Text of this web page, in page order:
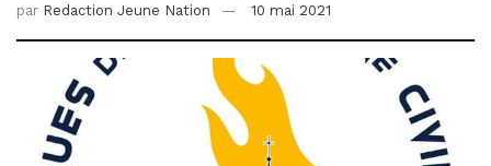
par Redaction Jeune Nation 10 mai 2021